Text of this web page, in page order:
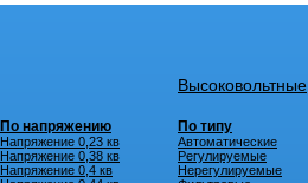
По напряжению
Напряжение 0,23 кв
Напряжение 0,38 кв
Напряжение 0,4 кв
Высоковольтные
По типу
Автоматические
Регулируемые
Нерегулируемые